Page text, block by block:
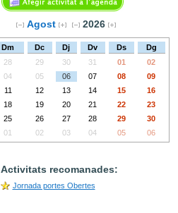
Agost 2026
Dm Dc Dj Dv Ds
Dg
28 29 30 31 01
02
04 05 06 07 08
09
11 12 13 14 15
16
18 19 20 21 22
23
25 26 27 28 29
30
01 02 03 04 05 06
Activitats recomanades:
Jornada portes Obertes